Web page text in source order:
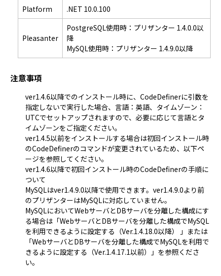
Platform .NET 10.0.100
Pleasanter
PostgreSQL使用時：プリザンター 1.4.0.0以
降
MySQL使用時：プリザンター 1.4.9.0以降
注意事項
ver1.4.6以降でのインストール時に、CodeDefinerに引数を
指定しないで実行した場合、言語：英語、タイムゾーン：
UTCでセットアップされますので、必要に応じて言語とタ
イムゾーンをご指定ください。
ver1.4.5以前をインストールする場合は初回インストール時
のCodeDefinerのコマンドが変更されているため、以下ペ
ージを参照してください。
ver1.4.6以降で初回インストール時のCodeDefinerの手順に
ついて
MySQLはver1.4.9.0以降で使用できます。ver1.4.9.0より前
のプリザンターはMySQLに対応していません。
MySQLにおいてWebサーバとDBサーバを分離した構成にす
る場合は「WebサーバとDBサーバを分離した構成でMySQL
を利用できるように設定する（Ver.1.4.18.0以降）
」または
「WebサーバとDBサーバを分離した構成でMySQLを利用で
きるように設定する（Ver.1.4.17.1以前）
」を参照くださ
い。